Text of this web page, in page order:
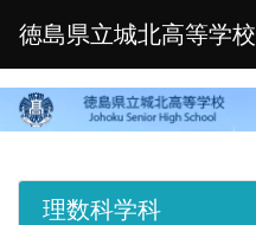
徳島県立城北高等学校
理数科学科